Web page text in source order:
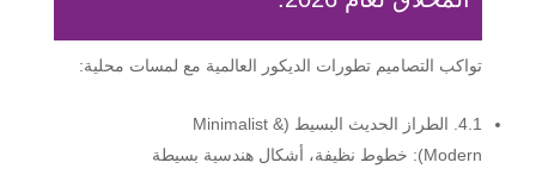
تواكب التصاميم تطورات الديكور العالمية مع لمسات محلية:
4.1. الطراز الحديث البسيط (Minimalist &
Modern):
خطوط نظيفة، أشكال هندسية بسيطة